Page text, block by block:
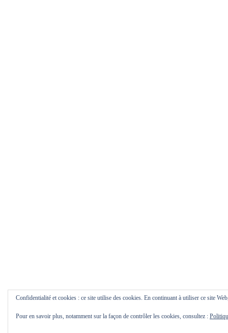
Confidentialité et cookies : ce site utilise des cookies. En continuant à utiliser ce site
Pour en savoir plus, notamment sur la façon de contrôler les cookies, consultez :